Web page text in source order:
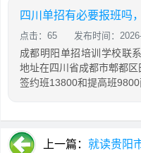
四川单招有必要报班吗
点击：65 发布时间：
成都明阳单招培训学校联
地址在四川省成都市郫都
签约班13800和提高班
上一篇： 就读贵阳